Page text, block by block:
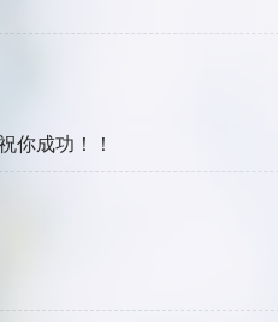
你成功！！